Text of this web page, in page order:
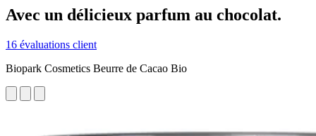
Avec un délicieux parfum au ​​chocolat.
16 évaluations client
Biopark Cosmetics Beurre de Cacao Bio